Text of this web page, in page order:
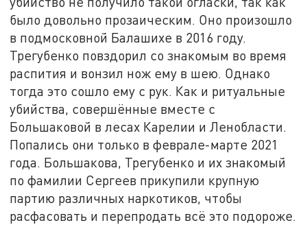
было довольно прозаическим. Оно произошло
в подмосковной Балашихе в 2016 году.
Трегубенко повздорил со знакомым во время
распития и вонзил нож ему в шею. Однако
тогда это сошло ему с рук. Как и ритуальные
убийства, совершённые вместе с
Большаковой в лесах Карелии и Ленобласти.
Попались они только в феврале-марте 2021
года. Большакова, Трегубенко и их знакомый
по фамилии Сергеев прикупили крупную
партию различных наркотиков, чтобы
расфасовать и перепродать всё это подороже.